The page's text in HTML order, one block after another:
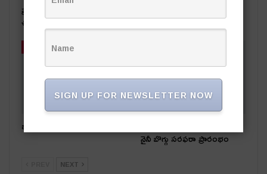
ప్రభుత్వ స్థలాలను ఆక్రమిస్తే కఠిన
చర్యలు
తాజా వార్తలు
ఒడిషా నుంచి తెలంగాణ‌కు..
నైనీ బొగ్గు సరఫరా ప్రారంభం
NEXT
SIGN UP FOR NEWSLETTER NOW